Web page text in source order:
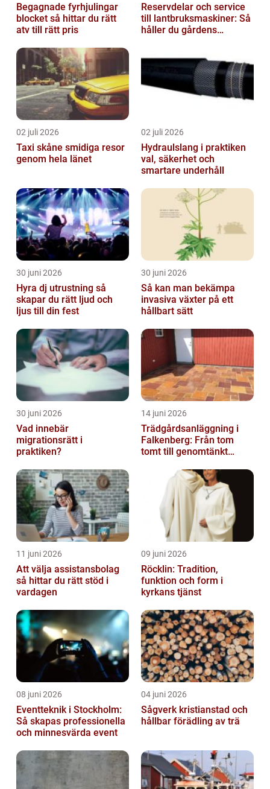
Begagnade fyrhjulingar
blocket så hittar du rätt
atv till rätt pris
Reservdelar och service
till lantbruksmaskiner: Så
håller du gårdens
02 juli 2026
Taxi skåne smidiga resor
genom hela länet
02 juli 2026
Hydraulslang i praktiken
val, säkerhet och
smartare underhåll
30 juni 2026
Hyra dj utrustning så
skapar du rätt ljud och
ljus till din fest
30 juni 2026
Så kan man bekämpa
invasiva växter på ett
hållbart sätt
30 juni 2026
Vad innebär
migrationsrätt i
praktiken?
14 juni 2026
Trädgårdsanläggning i
Falkenberg: Från tom
tomt till genomtänkt
11 juni 2026
Att välja assistansbolag
så hittar du rätt stöd i
vardagen
09 juni 2026
Röcklin: Tradition,
funktion och form i
kyrkans tjänst
08 juni 2026
Eventteknik i Stockholm:
Så skapas professionella
och minnesvärda event
04 juni 2026
Sågverk kristianstad och
hållbar förädling av trä